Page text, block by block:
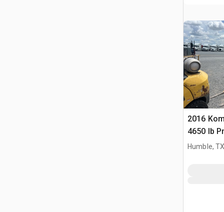
2016
4650 lb
Forklift
Humble,